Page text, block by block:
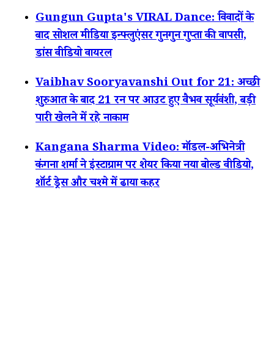
Gungun Gupta's VIRAL Dance: विवादों के
बाद सोशल मीडिया इन्फ्लुएंसर गुनगुन गुप्ता की वापसी,
डांस वीडियो वायरल
Vaibhav Sooryavanshi Out for 21: अच्छी
शुरुआत के बाद 21 रन पर आउट हुए वैभव सूर्यवंशी, बड़ी
पारी खेलने में रहे नाकाम
Kangana Sharma Video: मॉडल-अभिनेत्री
कंगना शर्मा ने इंस्टाग्राम पर शेयर किया नया बोल्ड वीडियो,
शॉर्ट ड्रेस और चश्मे में ढाया कहर